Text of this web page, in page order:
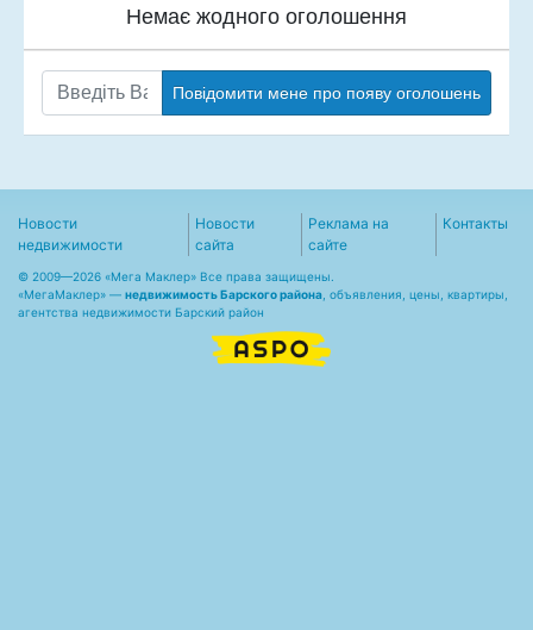
Немає жодного оголошення
Повідомити мене про появу оголошень
Новости
недвижимости
Новости
сайта
Реклама на
сайте
Контакты
© 2009—2026 «Мега Маклер» Все права защищены.
«МегаМаклер» — недвижимость Барского района , объявления, цены, квартиры,
агентства недвижимости Барский район